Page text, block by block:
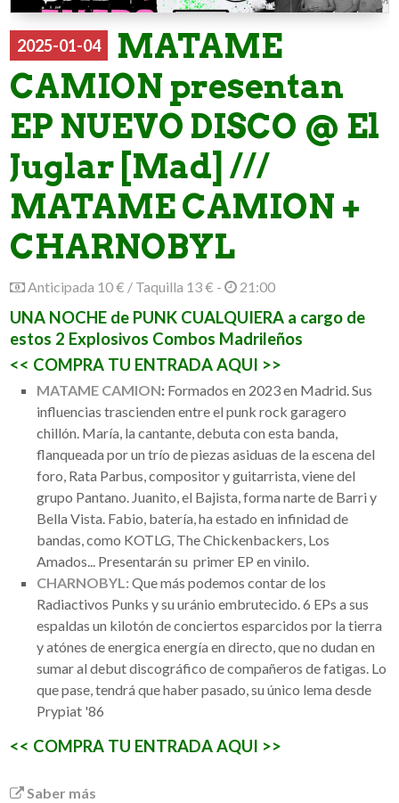
2025-01-04
MATAME
CAMION presentan
EP NUEVO DISCO @ El
Juglar [Mad] ///
MATAME CAMION +
CHARNOBYL
Anticipada 10 € / Taquilla 13 € - 21:00
UNA NOCHE de PUNK CUALQUIERA a cargo de
estos 2 Explosivos Combos Madrileños
<< COMPRA TU ENTRADA AQUI >>
MATAME CAMION: Formados en 2023 en Madrid. Sus
influencias trascienden entre el punk rock garagero
chillón. María, la cantante, debuta con esta banda,
flanqueada por un trío de piezas asiduas de la escena del
foro, Rata Parbus, compositor y guitarrista, viene del
grupo Pantano. Juanito, el Bajista, forma narte de Barri y
Bella Vista. Fabio, batería, ha estado en infinidad de
bandas, como KOTLG, The Chickenbackers, Los
Amados... Presentarán su primer EP en vinilo.
CHARNOBYL:Que más podemos contar de los
Radiactivos Punks y su uránio embrutecido. 6 EPs a sus
espaldas un kilotón de conciertos esparcidos por la tierra
y atónes de energica energía en directo, que no dudan en
sumar al debut discográfico de compañeros de fatigas. Lo
que pase, tendrá que haber pasado, su único lema desde
Prypiat '86
<< COMPRA TU ENTRADA AQUI >>
Saber más